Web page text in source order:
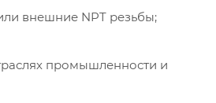
внешние NPT резьбы;
промышленности и